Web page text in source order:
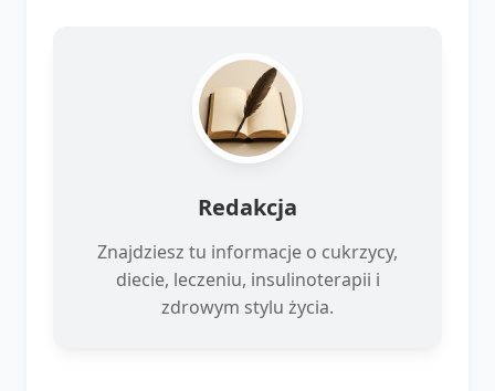
Redakcja
Znajdziesz tu informacje o cukrzycy,
diecie, leczeniu, insulinoterapii i
zdrowym stylu życia.